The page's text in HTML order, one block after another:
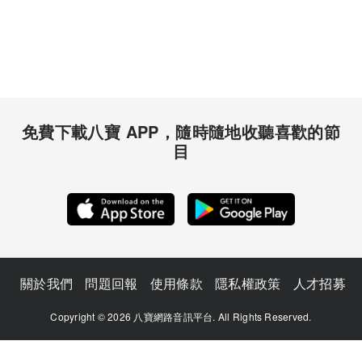
免費下載八寶 APP，隨時隨地收聽喜歡的節
目
關於我們 問題回報 使用條款 隱私權政策 人才招募
Copyright © 2026 八寶網路音訊平台. All Rights Reserved.